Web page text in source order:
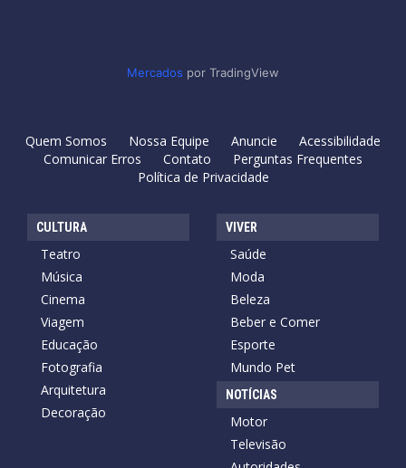
Mercados por TradingView
Quem Somos Nossa Equipe Anuncie
Acessibilidade
Comunicar Erros
Contato
Perguntas Frequentes
Política de Privacidade
CULTURA
Teatro
Música
Cinema
Viagem
Educação
Fotografia
Arquitetura
Decoração
VIVER
Saúde
Moda
Beleza
Beber e Comer
Esporte
Mundo Pet
NOTÍCIAS
Motor
Televisão